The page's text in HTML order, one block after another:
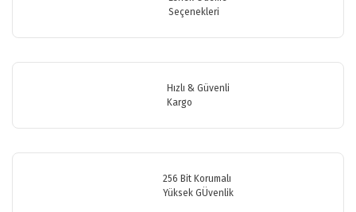
Ürün resmi kalitesiz, bozuk veya görüntülenemiyor.
Ürün fiyatı diğer sitelerden daha pahalı.
Seçenekleri
Hızlı & Güvenli
Kargo
256 Bit Korumalı
Yüksek GÜvenlik